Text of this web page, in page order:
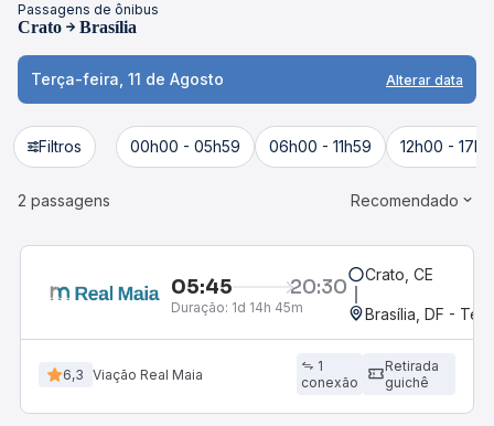
Passagens de ônibus
Crato Brasília
Terça-feira, 11 de Agosto Alterar data
Filtros 00h00 - 05h59 06h00 - 11h59 12h00 -
2 passagens Recomendado
05:45 20:30
Duração: 1d 14h 45m
Crato, CE
Brasília, DF -
6,3 Viação Real Maia
1
conexão
Retirada
guichê